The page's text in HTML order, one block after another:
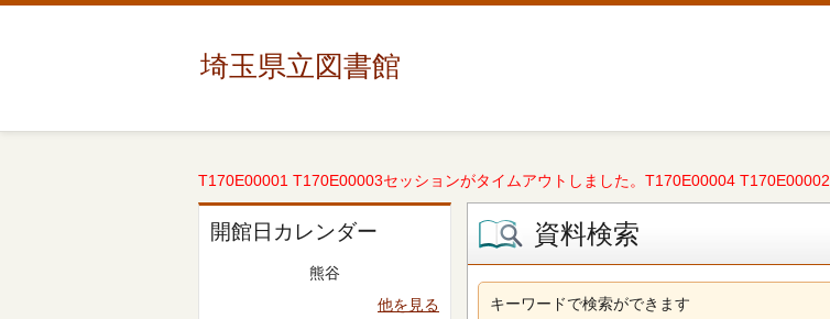
埼玉県立図書館
T170E00001 T170E00003セッションがタイムアウトしました。T170E00004 T170E00002
開館日カレンダー
熊谷
他を見る
資料検索
キーワードで検索ができます